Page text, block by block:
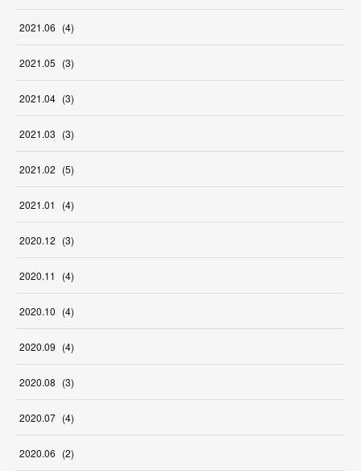
2021.06 (4)
2021.05 (3)
2021.04 (3)
2021.03 (3)
2021.02 (5)
2021.01 (4)
2020.12 (3)
2020.11 (4)
2020.10 (4)
2020.09 (4)
2020.08 (3)
2020.07 (4)
2020.06 (2)